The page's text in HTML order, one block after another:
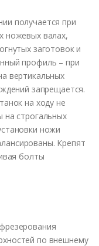
получается при
ножевых валах,
заготовок и
профиль – при
вертикальных
запрещается.
на ходу не
на строгальных
ножи
Крепят
болты
по внешнему